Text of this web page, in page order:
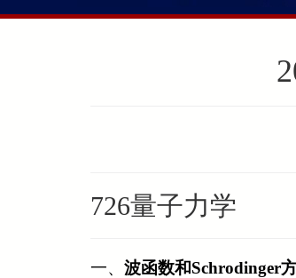
726量子力学
一、 波函数和Schrodinger